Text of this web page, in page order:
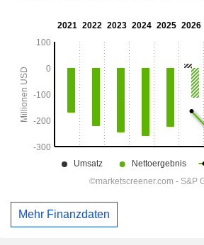
Mehr Finanzdaten